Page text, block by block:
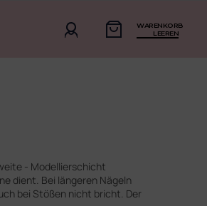
WARENKORB
LEEREN
- Modellierschicht
dient. Bei längeren Nägeln
bei Stößen nicht bricht. Der